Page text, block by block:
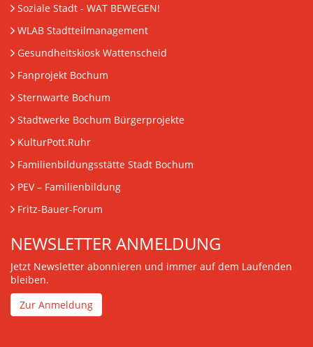
Soziale Stadt - WAT BEWEGEN!
WLAB Stadtteilmanagement
Gesundheitskiosk Wattenscheid
Fanprojekt Bochum
Sternwarte Bochum
Stadtwerke Bochum Bürgerprojekte
KulturPott.Ruhr
Familienbildungsstätte Stadt Bochum
PEV– Familienbildung
Fritz-Bauer-Forum
NEWSLETTER ANMELDUNG
Jetzt Newsletter abonnieren und immer auf dem Laufenden
bleiben.
Zur Anmeldung